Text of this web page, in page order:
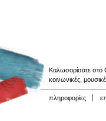
Καλωσορίσατε στο
κοινωνικές,
πληροφορίες